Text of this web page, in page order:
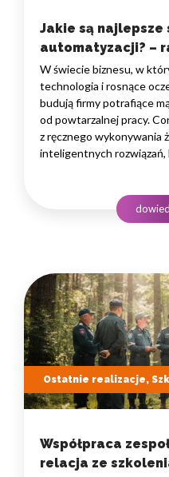
Jakie są najlepsze
automatyzacji? –
W świecie biznesu, w
technologia i rosnące
budują firmy potrafiące
od powtarzalnej pracy.
z ręcznego wykonywania
inteligentnych
rozwojowego to decyzja
na wydajność zespołów,…
Ostatnie realizacje,
Współpraca
relacja ze